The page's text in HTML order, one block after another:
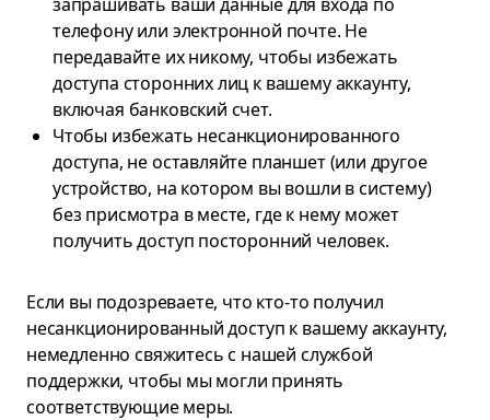
телефону или электронной почте. Не
передавайте их никому, чтобы избежать
доступа сторонних лиц к вашему аккаунту,
включая банковский счет.
Чтобы избежать несанкционированного
доступа, не оставляйте планшет (или другое
устройство, на котором вы вошли в систему)
без присмотра в месте, где к нему может
получить доступ посторонний человек.
Если вы подозреваете, что кто-то получил
несанкционированный доступ к вашему аккаунту,
немедленно свяжитесь с нашей службой
поддержки, чтобы мы могли принять
соответствующие меры.